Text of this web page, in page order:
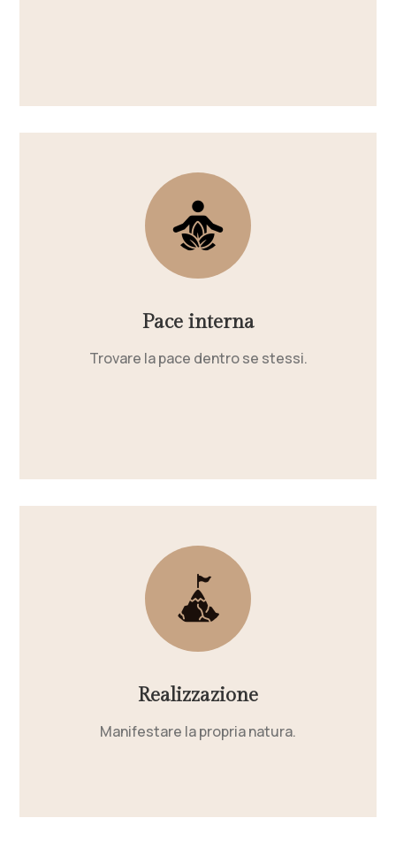
Pace interna
Trovare la pace dentro se stessi.
Realizzazione
Manifestare la propria natura.